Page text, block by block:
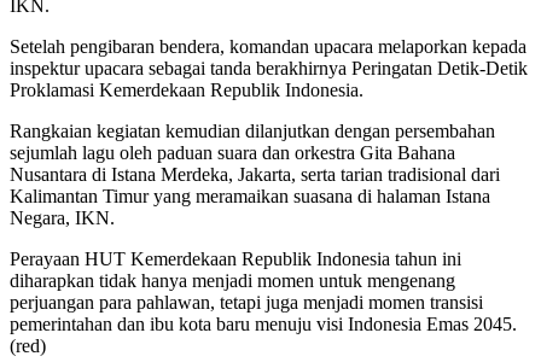
IKN.
Setelah pengibaran bendera, komandan upacara melaporkan kepada
inspektur upacara sebagai tanda berakhirnya Peringatan Detik-Detik
Proklamasi Kemerdekaan Republik Indonesia.
Rangkaian kegiatan kemudian dilanjutkan dengan persembahan
sejumlah lagu oleh paduan suara dan orkestra Gita Bahana
Nusantara di Istana Merdeka, Jakarta, serta tarian tradisional dari
Kalimantan Timur yang meramaikan suasana di halaman Istana
Negara, IKN.
Perayaan HUT Kemerdekaan Republik Indonesia tahun ini
diharapkan tidak hanya menjadi momen untuk mengenang
perjuangan para pahlawan, tetapi juga menjadi momen transisi
pemerintahan dan ibu kota baru menuju visi Indonesia Emas 2045.
(red)